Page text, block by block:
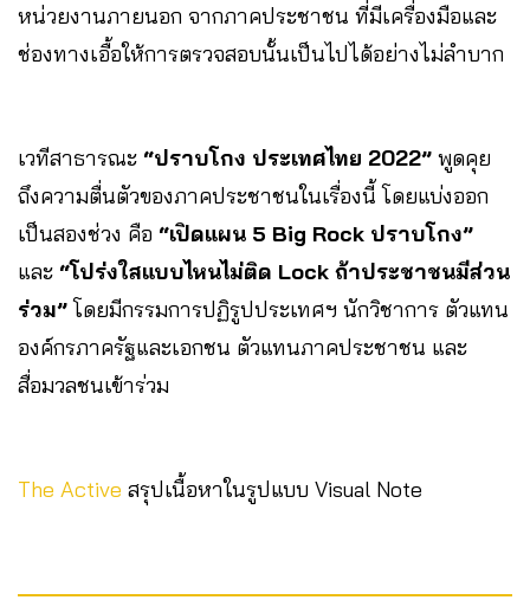
หน่วยงานภายนอก จากภาคประชาชน ที่มีเครื่องมือและ
ช่องทางเอื้อให้การตรวจสอบนั้นเป็นไปได้อย่างไม่ลำบาก
เวทีสาธารณะ “ปราบโกง ประเทศไทย 2022” พูดคุย
ถึงความตื่นตัวของภาคประชาชนในเรื่องนี้ โดยแบ่งออก
เป็นสองช่วง คือ “เปิดแผน 5 Big Rock ปราบโกง”
และ “โปร่งใสแบบไหนไม่ติด Lock ถ้าประชาชนมีส่วน
ร่วม”โดยมีกรรมการปฏิรูปประเทศฯ นักวิชาการ ตัวแทน
องค์กรภาครัฐและเอกชน ตัวแทนภาคประชาชน และ
สื่อมวลชนเข้าร่วม
The Active สรุปเนื้อหาในรูปแบบ Visual Note